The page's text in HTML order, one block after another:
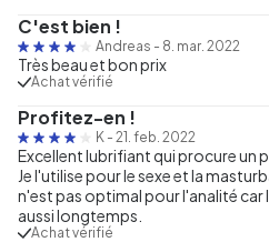
C'est bien !
Andreas - 8. mar. 2022
Très beau et bon prix
Achat vérifié
Profitez-en !
K - 21. feb. 2022
Excellent lubrifiant qui procure un
Je l'utilise pour le sexe et la
n'est pas optimal pour l'analité
aussi longtemps.
Achat vérifié